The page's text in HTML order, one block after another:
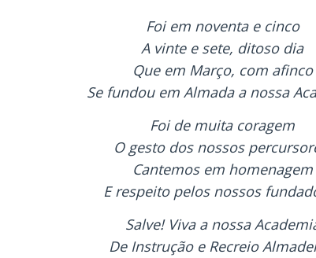
Foi em noventa e cinco
A vinte e sete, ditoso dia
Que em Março, com afinco
Se fundou em Almada a nossa
Foi de muita coragem
O gesto dos nossos
Cantemos em homenagem
E respeito pelos nossos
Salve! Viva a nossa
De Instrução e Recreio